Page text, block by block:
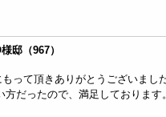
邸（967）
って頂きありがとうございまし
だったので、満足しております。